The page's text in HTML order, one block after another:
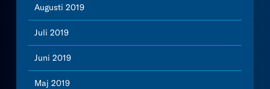
Augusti 2019
Juli 2019
Juni 2019
Maj 2019